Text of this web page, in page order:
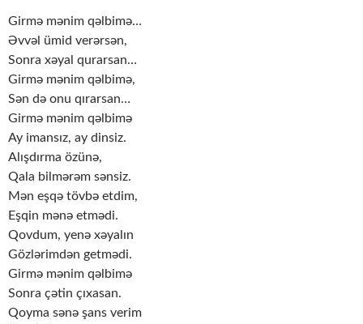
Girmə mənim qəlbimə…
Əvvəl ümid verərsən,
Sonra xəyal qurarsan…
Girmə mənim qəlbimə,
Sən də onu qırarsan…
Girmə mənim qəlbimə
Ay imansız, ay dinsiz.
Alışdırma özünə,
Qala bilmərəm sənsiz.
Mən eşqə tövbə etdim,
Eşqin mənə etmədi.
Qovdum, yenə xəyalın
Gözlərimdən getmədi.
Girmə mənim qəlbimə
Sonra çətin çıxasan.
Qoyma sənə şans verim